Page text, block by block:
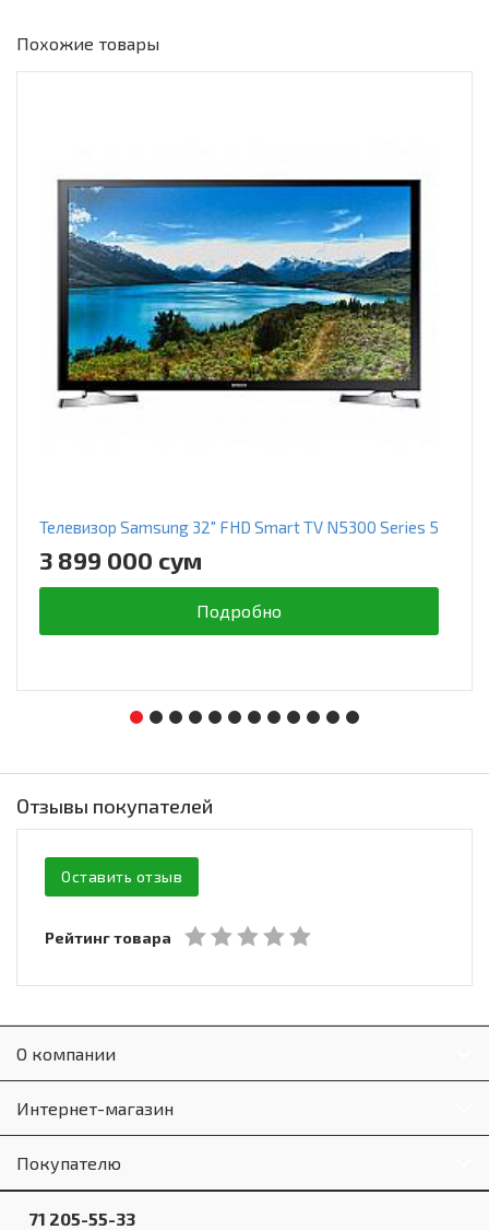
Похожие товары
Телевизор Samsung 32" FHD Smart TV N5300 Series 5
3 899 000 сум
Подробно
Отзывы покупателей
Оставить отзыв
Рейтинг товара
О компании
Интернет-магазин
Покупателю
71 205-55-33